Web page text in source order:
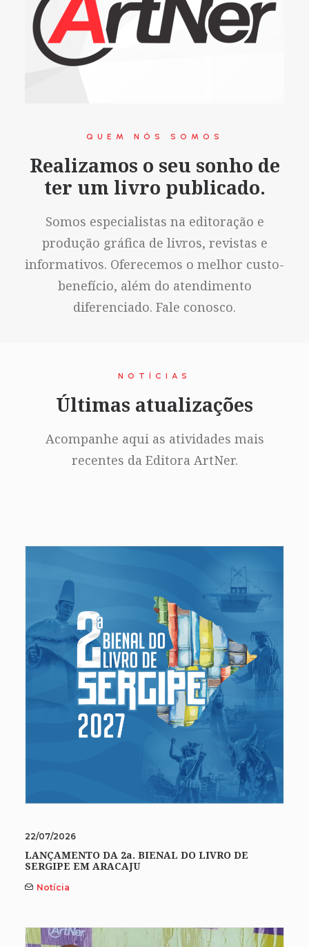
QUEM NÓS SOMOS
Realizamos o seu sonho de
ter um livro publicado.
Somos especialistas na editoração e
produção gráfica de livros, revistas e
informativos. Oferecemos o melhor custo-
benefício, além do atendimento
diferenciado. Fale conosco.
NOTÍCIAS
Últimas atualizações
Acompanhe aqui as atividades mais
recentes da Editora ArtNer.
22/07/2026
LANÇAMENTO DA 2a. BIENAL DO LIVRO DE
SERGIPE EM ARACAJU
Notícia